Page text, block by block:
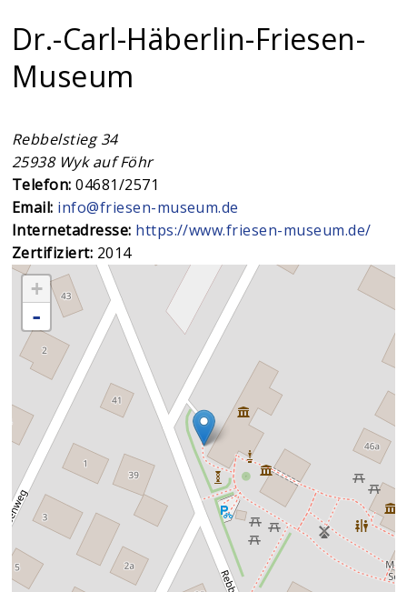
Dr.-Carl-Häberlin-Friesen-
Museum
Rebbelstieg 34
25938 Wyk auf Föhr
Telefon:04681/2571
Email: info@friesen-museum.de
Internetadresse: https://www.friesen-museum.de/
Zertifiziert: 2014
+
-